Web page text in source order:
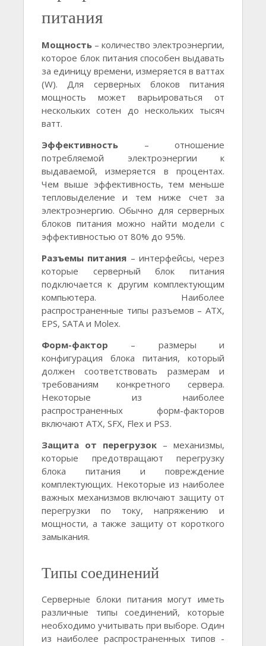
питания
Мощность – количество электроэнергии,
которое блок питания способен выдавать
за единицу времени, измеряется в ваттах
(W). Для серверных блоков питания
мощность может варьироваться от
нескольких сотен до нескольких тысяч
ватт.
Эффективность – отношение
потребляемой электроэнергии к
выдаваемой, измеряется в процентах.
Чем выше эффективность, тем меньше
тепловыделение и тем ниже счет за
электроэнергию. Обычно для серверных
блоков питания можно найти модели с
эффективностью от 80% до 95%.
Разъемы питания – интерфейсы, через
которые серверный блок питания
подключается к другим комплектующим
компьютера. Наиболее
распространенные типы разъемов – ATX,
EPS, SATA и Molex.
Форм-фактор – размеры и
конфигурация блока питания, который
должен соответствовать размерам и
требованиям конкретного сервера.
Некоторые из наиболее
распространенных форм-факторов
включают ATX, SFX, Flex и PS3.
Защита от перегрузок – механизмы,
которые предотвращают перегрузку
блока питания и повреждение
комплектующих. Некоторые из наиболее
важных механизмов включают защиту от
перегрузки по току, напряжению и
мощности, а также защиту от короткого
замыкания.
Типы соединений
Серверные блоки питания могут иметь
различные типы соединений, которые
необходимо учитывать при выборе. Один
из наиболее распространенных типов -